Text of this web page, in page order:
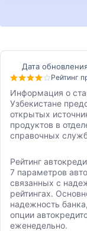
Дата
Рейтинг
Информация о
Узбекистане
открытых
продуктов в
справочных
Рейтинг
7 параметров
связанных с
рейтингах.
надежность
опции
еженедельно.